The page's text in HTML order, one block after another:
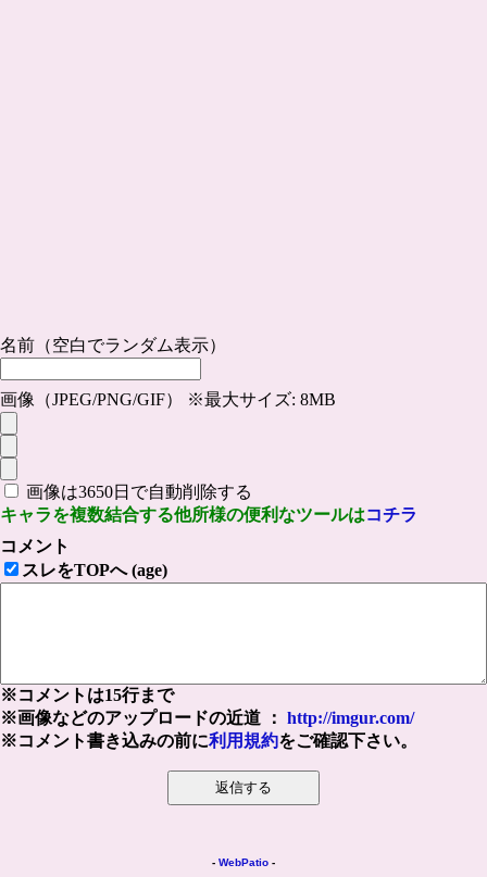
名前（空白でランダム表示）
画像（JPEG/PNG/GIF） ※最大サイズ: 8MB
画像は3650日で自動削除する
キャラを複数結合する他所様の便利なツールはコチラ
コメント
スレをTOPへ (age)
※コメントは15行まで
※画像などのアップロードの近道 ： http://imgur.com/
※コメント書き込みの前に利用規約をご確認下さい。
- WebPatio -